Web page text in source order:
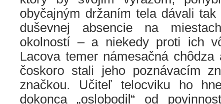
obyčajným držaním tela dávali
duševnej absencie na
okolností – a niekedy proti ich
Lacova temer námesačná
čoskoro stali jeho poznávacím
značkou. Učiteľ telocviku ho
dokonca „oslobodil“ od